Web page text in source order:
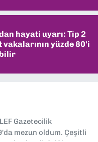
hayati uyarı: Tip 2
vakalarının yüzde 80'i
Gazetecilik
mezun oldum. Çeşitli